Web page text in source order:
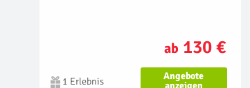
ab 130 €
1 Erlebnis
Angebote